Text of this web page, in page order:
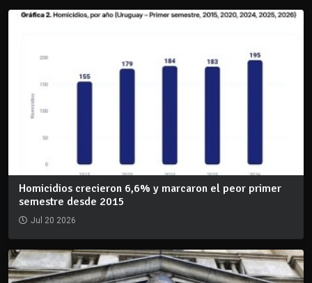
Homicidios crecieron 6,6% y marcaron el peor primer
semestre desde 2015
Jul 20 2026